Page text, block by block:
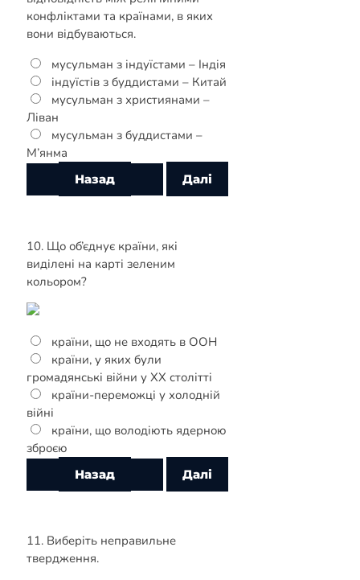
конфліктами та країнами, в яких
вони відбуваються.
мусульман з індуїстами – Індія
індуїстів з буддистами – Китай
мусульман з християнами –
Ліван
мусульман з буддистами –
М’янма
10. Що об’єднує країни, які
виділені на карті зеленим
кольором?
країни, що не входять в ООН
країни, у яких були
громадянські війни у ХХ столітті
країни-переможці у холодній
війні
країни, що володіють ядерною
зброєю
11. Виберіть неправильне
твердження.